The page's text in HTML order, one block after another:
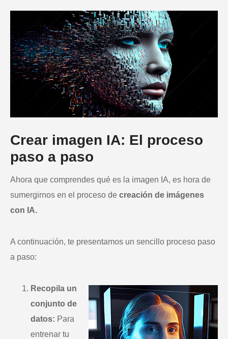
Crear imagen IA: El proceso
paso a paso
Ahora que comprendes qué es la imagen IA, es hora de
sumergirnos en el proceso de creación de imágenes
con IA.
A continuación, te presentamos un sencillo proceso paso
a paso:
Recopila un
conjunto de
datos: Para
entrenar tu